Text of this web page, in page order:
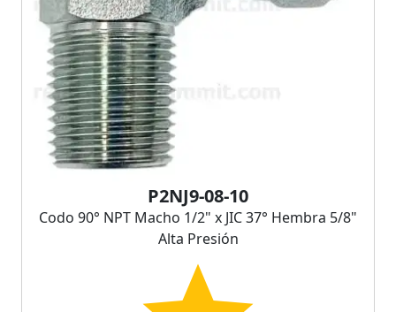
P2NJ9-08-10
Codo 90° NPT Macho 1/2" x JIC 37° Hembra 5/8"
Alta Presión